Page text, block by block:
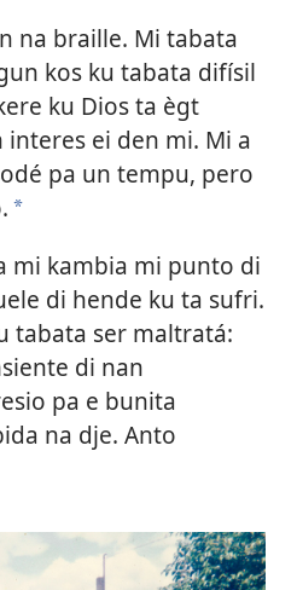
na braille. Mi tabata
kos ku tabata difísil
ku Dios ta ègt
ei den mi. Mi a
pa un tempu, pero
*
mi kambia mi punto di
di hende ku ta sufri.
tabata ser maltratá:
di nan
pa e bunita
na dje. Anto